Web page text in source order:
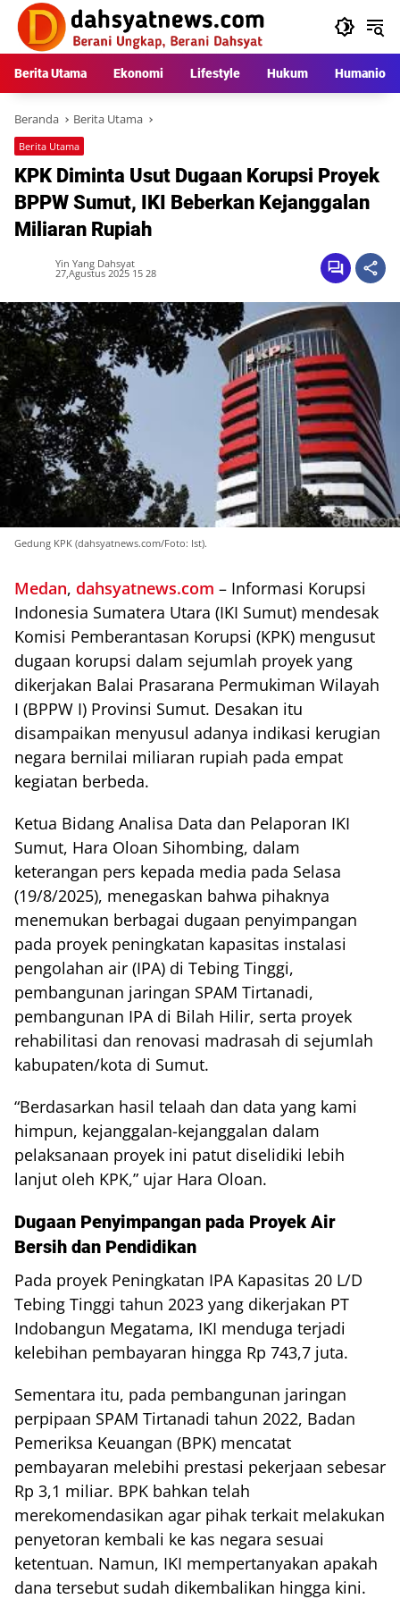
Langsung
konten
Berita Utama Ekonomi Lifestyle Hukum Humaniora
Beranda Berita Utama
Berita Utama
KPK Diminta Usut Dugaan Korupsi Proyek
BPPW Sumut, IKI Beberkan Kejanggalan
Miliaran Rupiah
Yin Yang Dahsyat
27,Agustus 2025 15 28
Gedung KPK (dahsyatnews.com/Foto: Ist).
Medan, dahsyatnews.com – Informasi Korupsi
Indonesia Sumatera Utara (IKI Sumut) mendesak
Komisi Pemberantasan Korupsi (KPK) mengusut
dugaan korupsi dalam sejumlah proyek yang
dikerjakan Balai Prasarana Permukiman Wilayah
I (BPPW I) Provinsi Sumut. Desakan itu
disampaikan menyusul adanya indikasi kerugian
negara bernilai miliaran rupiah pada empat
kegiatan berbeda.
Ketua Bidang Analisa Data dan Pelaporan IKI
Sumut, Hara Oloan Sihombing, dalam
keterangan pers kepada media pada Selasa
(19/8/2025), menegaskan bahwa pihaknya
menemukan berbagai dugaan penyimpangan
pada proyek peningkatan kapasitas instalasi
pengolahan air (IPA) di Tebing Tinggi,
pembangunan jaringan SPAM Tirtanadi,
pembangunan IPA di Bilah Hilir, serta proyek
rehabilitasi dan renovasi madrasah di sejumlah
kabupaten/kota di Sumut.
“Berdasarkan hasil telaah dan data yang kami
himpun, kejanggalan-kejanggalan dalam
pelaksanaan proyek ini patut diselidiki lebih
lanjut oleh KPK,” ujar Hara Oloan.
Dugaan Penyimpangan pada Proyek Air
Bersih dan Pendidikan
Pada proyek Peningkatan IPA Kapasitas 20 L/D
Tebing Tinggi tahun 2023 yang dikerjakan PT
Indobangun Megatama, IKI menduga terjadi
kelebihan pembayaran hingga Rp 743,7 juta.
Sementara itu, pada pembangunan jaringan
perpipaan SPAM Tirtanadi tahun 2022, Badan
Pemeriksa Keuangan (BPK) mencatat
pembayaran melebihi prestasi pekerjaan sebesar
Rp 3,1 miliar. BPK bahkan telah
merekomendasikan agar pihak terkait melakukan
penyetoran kembali ke kas negara sesuai
ketentuan. Namun, IKI mempertanyakan apakah
dana tersebut sudah dikembalikan hingga kini.